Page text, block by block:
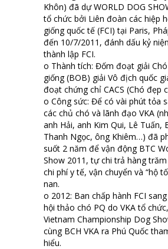
Khôn) đã dự WORLD DOG
tổ chức bởi Liên đoàn các hiệp
giống quốc tế (FCI) tại Paris,
đến 10/7/2011, đánh dấu kỷ
thành lập FCI.
o Thành tích: Đốm đoạt giải
giống (BOB) giải Vô địch quốc
đoạt chứng chỉ CACS (Chó đẹp
o Công sức: Để có vài phút tỏa
các chủ chó và lãnh đạo VKA
anh Hải, anh Kim Qui, Lê Tuấn,
Thanh Ngọc, ông Khiêm…) đã
suốt 2 năm để vận động BTC
Show 2011, tự chi trả hàng
chi phí y tế, vận chuyển và “hộ
nan.
o 2012: Ban chấp hành FCI
hội thảo chó PQ do VKA tổ
Vietnam Championship Dog
cùng BCH VKA ra Phú Quốc
hiểu.